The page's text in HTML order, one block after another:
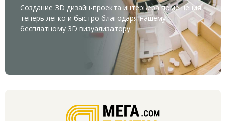
Создание 3D дизайн-проекта интерьера помещения
теперь легко и быстро благодаря нашему
бесплатному 3D визуализатору.